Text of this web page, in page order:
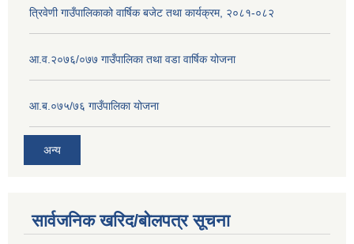
त्रिवेणी गाउँपालिकाको वार्षिक बजेट तथा कार्यक्रम, २०८१-०८२
आ.व.२०७६/०७७ गाउँपालिका तथा वडा वार्षिक योजना
आ.ब.०७५/७६ गाउँपालिका योजना
अन्य
सार्वजनिक खरिद/बोलपत्र सूचना